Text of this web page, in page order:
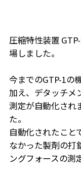
圧縮特性装置
場しました。
今までのGTP-1の
加え、デタッチメ
測定が自動化され
た。
自動化されたこと
なかった製剤の打
ングフォースの測